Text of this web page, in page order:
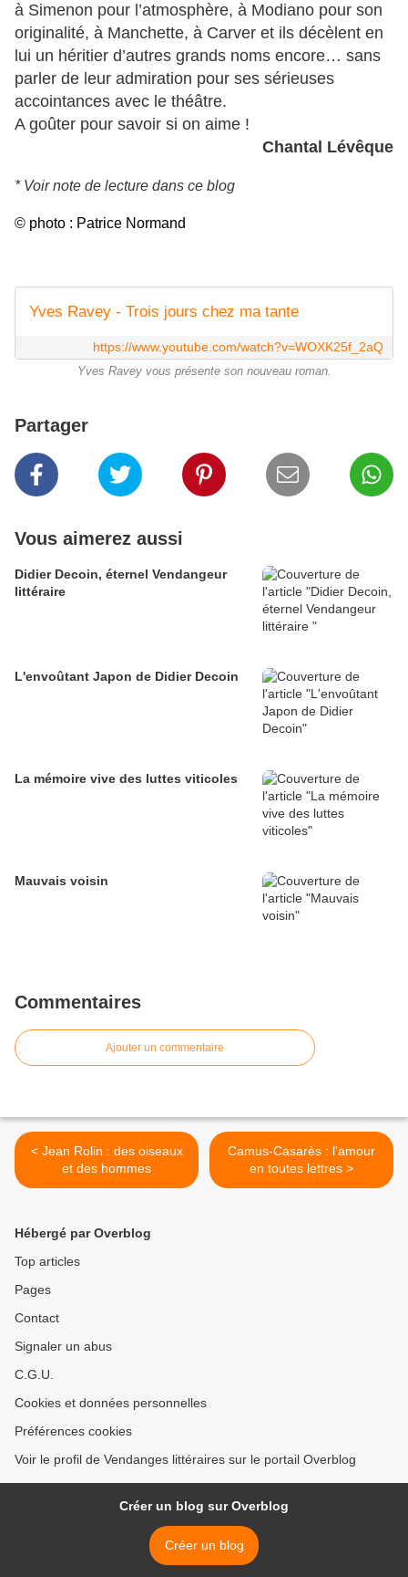
à Simenon pour l’atmosphère, à Modiano pour son
originalité, à Manchette, à Carver et ils décèlent en
lui un héritier d’autres grands noms encore… sans
parler de leur admiration pour ses sérieuses
accointances avec le théâtre.
A goûter pour savoir si on aime !
Chantal Lévêque
* Voir note de lecture dans ce blog
© photo : Patrice Normand
Yves Ravey - Trois jours chez ma tante
https://www.youtube.com/watch?v=WOXK25f_2aQ
Yves Ravey vous présente son nouveau roman.
Partager
Vous aimerez aussi
Didier Decoin, éternel Vendangeur
littéraire
L'envoûtant Japon de Didier Decoin
La mémoire vive des luttes viticoles
Mauvais voisin
Commentaires
Ajouter un commentaire
< Jean Rolin : des oiseaux
et des hommes
Camus-Casarès : l'amour
en toutes lettres >
Hébergé par Overblog
Top articles
Pages
Contact
Signaler un abus
C.G.U.
Cookies et données personnelles
Préférences cookies
Voir le profil de Vendanges littéraires sur le portail Overblog
Créer un blog sur Overblog
Créer un blog